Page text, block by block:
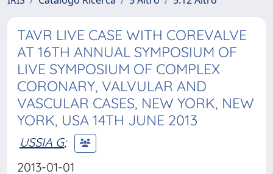
TAVR LIVE CASE WITH COREVALVE
AT 16TH ANNUAL SYMPOSIUM OF
LIVE SYMPOSIUM OF COMPLEX
CORONARY, VALVULAR AND
VASCULAR CASES, NEW YORK, NEW
YORK, USA 14TH JUNE 2013
USSIA G;
2013-01-01